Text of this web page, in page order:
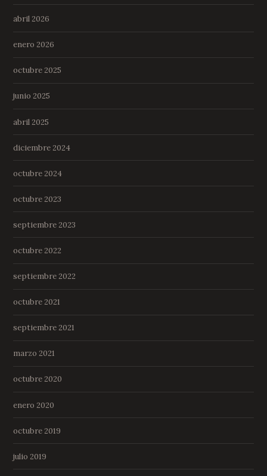
abril 2026
enero 2026
octubre 2025
junio 2025
abril 2025
diciembre 2024
octubre 2024
octubre 2023
septiembre 2023
octubre 2022
septiembre 2022
octubre 2021
septiembre 2021
marzo 2021
octubre 2020
enero 2020
octubre 2019
julio 2019